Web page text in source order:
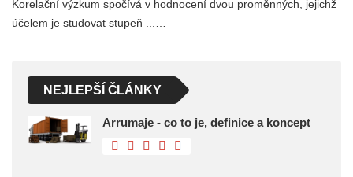
Korelační výzkum spočívá v hodnocení dvou proměnných, jejichž
účelem je studovat stupeň ...…
NEJLEPŠÍ ČLÁNKY
Arrumaje - co to je, definice a koncept